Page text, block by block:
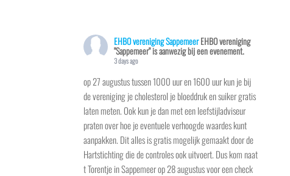
EHBO vereniging Sappemeer EHBO vereniging
"Sappemeer" is aanwezig bij een evenement.
3 days ago
op 27 augustus tussen 1000 uur en 1600 uur kun je bij
de vereniging je cholesterol je bloeddruk en suiker gratis
laten meten. Ook kun je dan met een leefstijladviseur
praten over hoe je eventuele verhoogde waardes kunt
aanpakken. Dit alles is gratis mogelijk gemaakt door de
Hartstichting die de controles ook uitvoert. Dus kom naat
t Torentje in Sappemeer op 28 augustus voor een check